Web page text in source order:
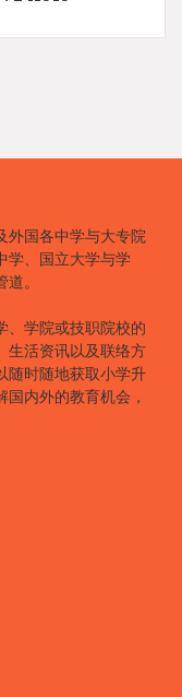
外国各中学与大专院
学、国立大学与学
。
、学院或技职院校的
生活资讯以及联络方
随时随地获取小学升
内外的教育机会，